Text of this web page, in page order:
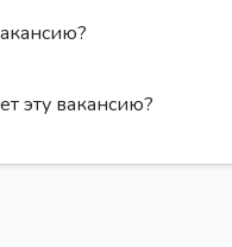
эту вакансию?